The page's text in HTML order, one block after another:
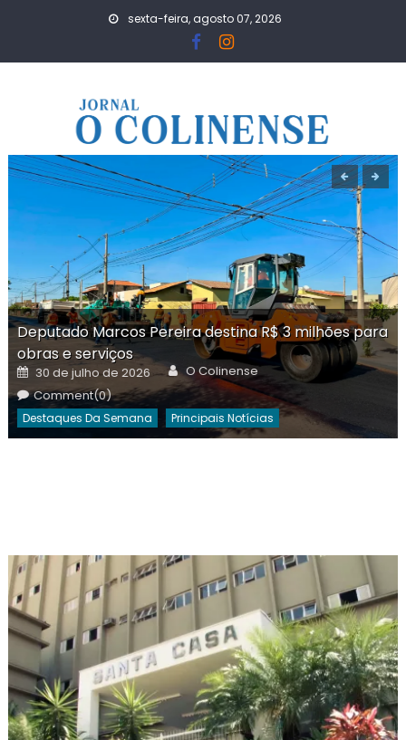
sexta-feira, agosto 07, 2026
Deputado Marcos Pereira destina R$ 3 milhões para
obras e serviços
Posted
on
30 de julho de 2026 Author
O Colinense
Comment(0)
Destaques Da Semana Principais Notícias